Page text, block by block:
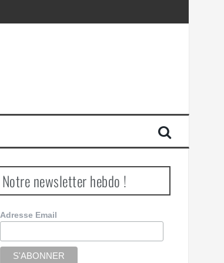
Notre newsletter hebdo !
Adresse Email